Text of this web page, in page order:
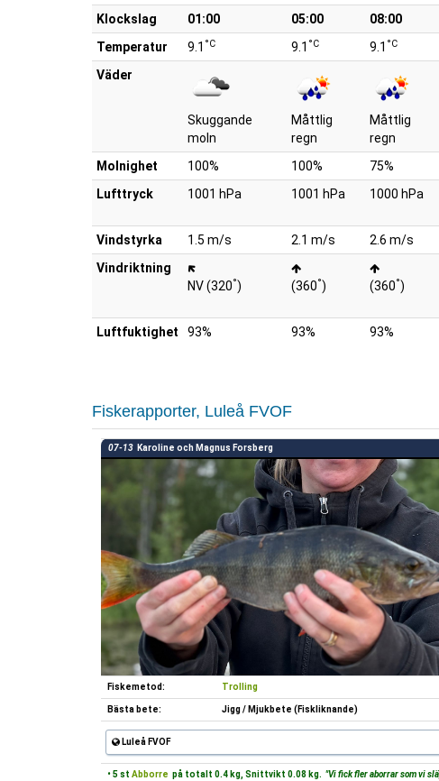
Klockslag 01:00 05:00 08:00
Temperatur
9.1 °C 9.1 °C 9.1 °C
Väder
Skuggande
moln
Måttlig
regn
Måttlig
regn
Molnighet 100% 100% 75%
Lufttryck
1001 hPa 1001 hPa 1000 hPa
Vindstyrka 1.5 m/s 2.1 m/s 2.6 m/s
Vindriktning
NV (320°) (360°) (360°)
Luftfuktighet 93% 93% 93%
Fiskerapporter, Luleå FVOF
07-13 Karoline och Magnus Forsberg
Fiskemetod: Trolling
Bästa bete: Jigg / Mjukbete (Fiskliknande)
Luleå FVOF
• 5 st Abborre på totalt 0.4 kg, Snittvikt 0.08 kg. "Vi fick fler aborrar som vi